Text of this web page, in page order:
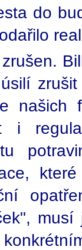
do
našich
i